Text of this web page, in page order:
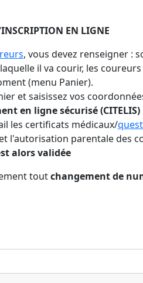
EN LIGNE
, vous devez renseigner :
il va courir, les
(menu Panier).
et saisissez vos
en ligne sécurisé (CITELIS)
les certificats médicaux/
l'autorisation parentale des
alors validée
toutchangement de